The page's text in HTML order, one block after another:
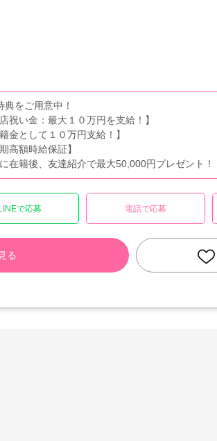
典をご用意中！
店祝い金：最大１０万円を支給！】
籍金として１０万円支給！】
期高額時給保証】
在籍後、友達紹介で最大50,000円プレゼント！
LINEで応募 電話で応募
る